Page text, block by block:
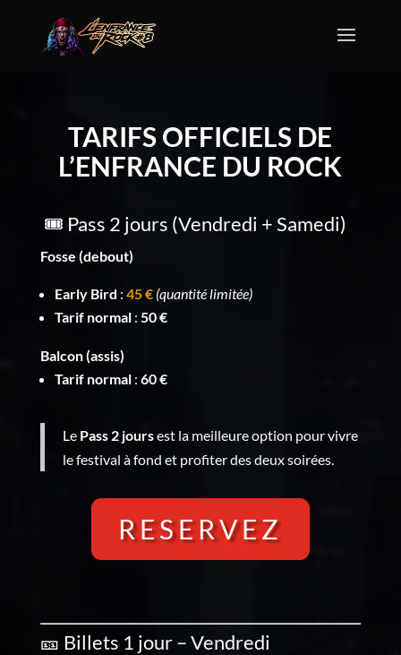
TARIFS OFFICIELS DE
L’ENFRANCE DU ROCK
🎟️ Pass 2 jours (Vendredi + Samedi)
Fosse (debout)
Early Bird : 45 € (quantité limitée)
Tarif normal: 50 €
Balcon (assis)
Tarif normal: 60 €
Le Pass 2 joursest la meilleure option pour vivre
le festival à fond et profiter des deux soirées.
RESERVEZ
🎫 Billets 1 jour – Vendredi